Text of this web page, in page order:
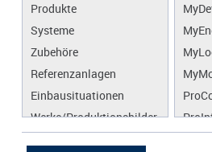
Produkte
Systeme
Zubehöre
Referenzanlagen
Einbausituationen
Werke/Produktionsbilder